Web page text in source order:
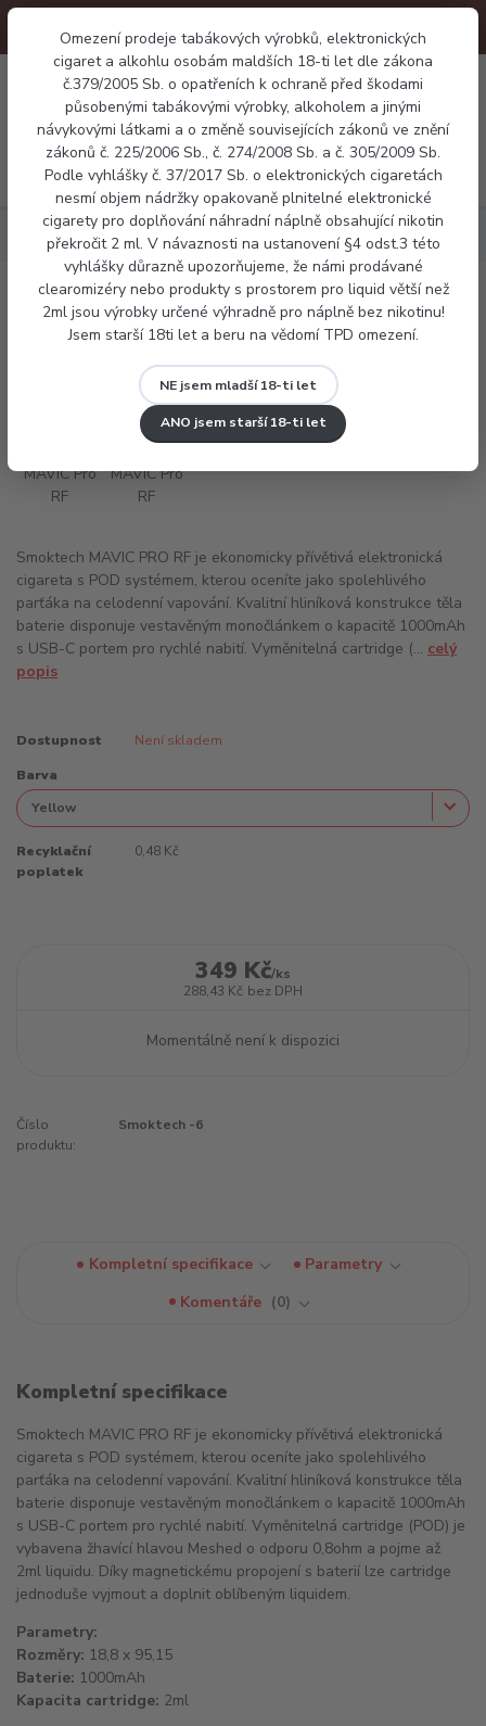
Omezení prodeje tabákových výrobků, elektronických
cigaret a alkohlu osobám maldších 18-ti let dle zákona
č.379/2005 Sb. o opatřeních k ochraně před škodami
působenými tabákovými výrobky, alkoholem a jinými
návykovými látkami a o změně souvisejících zákonů ve znění
zákonů č. 225/2006 Sb., č. 274/2008 Sb. a č. 305/2009 Sb.
Podle vyhlášky č. 37/2017 Sb. o elektronických cigaretách
nesmí objem nádržky opakovaně plnitelné elektronické
cigarety pro doplňování náhradní náplně obsahující nikotin
překročit 2 ml. V návaznosti na ustanovení §4 odst.3 této
vyhlášky důrazně upozorňujeme, že námi prodávané
clearomizéry nebo produkty s prostorem pro liquid větší než
2ml jsou výrobky určené výhradně pro náplně bez nikotinu!
Jsem starší 18ti let a beru na vědomí TPD omezení.
NE jsem mladší 18-ti let
ANO jsem starší 18-ti let
Menu
0 Kč
Elektronické cigarety Pod systémy Smoktech MAVIC Pro RF
Smoktech MAVIC Pro RF
Smoktech MAVIC PRO RF je ekonomicky přívětivá elektronická
cigareta s POD systémem, kterou oceníte jako spolehlivého
parťáka na celodenní vapování. Kvalitní hliníková konstrukce těla
baterie disponuje vestavěným monočlánkem o kapacitě 1000mAh
s USB-C portem pro rychlé nabití. Vyměnitelná cartridge (... celý
popis
Dostupnost Není skladem
Barva
Recyklační
poplatek
0,48 Kč
349 Kč/ks
288,43 Kč bez DPH
Momentálně není k dispozici
Číslo
produktu:
Smoktech -6
Kompletní specifikace
Parametry
Komentáře
0
Kompletní specifikace
Smoktech MAVIC PRO RF je ekonomicky přívětivá elektronická
cigareta s POD systémem, kterou oceníte jako spolehlivého
parťáka na celodenní vapování. Kvalitní hliníková konstrukce těla
baterie disponuje vestavěným monočlánkem o kapacitě 1000mAh
s USB-C portem pro rychlé nabití. Vyměnitelná cartridge (POD) je
vybavena žhavící hlavou Meshed o odporu 0,8ohm a pojme až
2ml liquidu. Díky magnetickému propojení s baterií lze cartridge
jednoduše vyjmout a doplnit oblíbeným liquidem.
Parametry:
Rozměry: 18,8 x 95,15
Baterie: 1000mAh
Kapacita cartridge: 2ml